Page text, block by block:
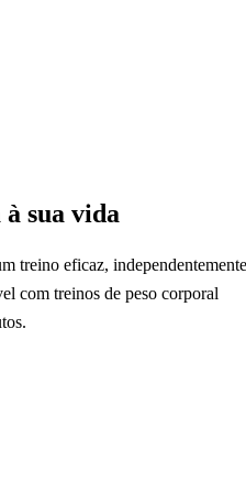
à sua vida
treino eficaz,
com treinos de peso corporal